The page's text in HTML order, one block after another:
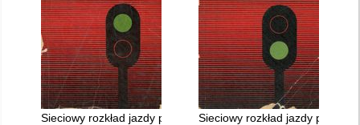
Sieciowy rozkład jazdy pociągów PKP ważny 26.V.1968 -
Sieciowy rozkład jazdy